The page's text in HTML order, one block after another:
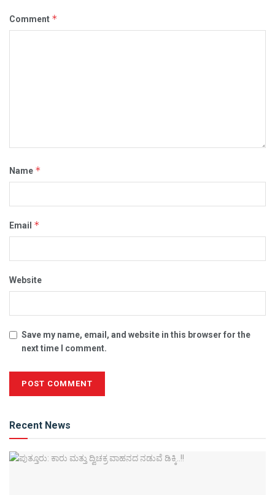
Comment *
Name *
Email *
Website
Save my name, email, and website in this browser for the
next time I comment.
Recent News